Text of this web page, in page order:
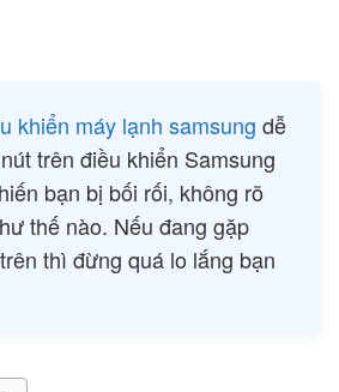
khiển máy lạnh samsung dễ
trên điều khiển Samsung
bạn bị bối rối, không rõ
thế nào. Nếu đang gặp
thì đừng quá lo lắng bạn